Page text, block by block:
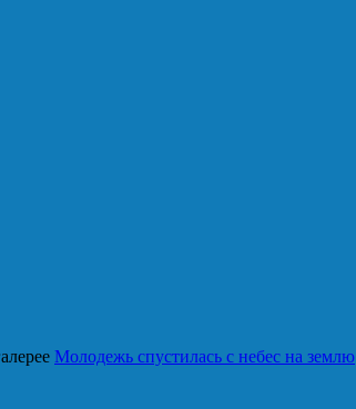
Молодежь спустилась с небес на землю